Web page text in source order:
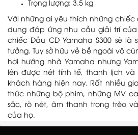
Trọng lượng: 3.5 kg
Với những ai yêu thích những
dụng đáp ứng nhu cầu giải trí
chiếc Đầu CD Yamaha S300 sẽ là
tưởng. Tuy sở hữu vẻ bề ngoài vô
hơi hướng nhà Yamaha nhưng
lên được nét tính tế, thanh lịch
khách hàng hiện nay. Rất nhiều
thức những bộ phim, những MV
sắc, rõ nét, âm thanh trong trẻo
của họ.